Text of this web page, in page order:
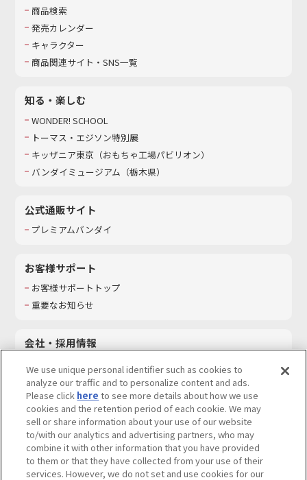
商品検索
発売カレンダー
キャラクター
商品関連サイト・SNS一覧
知る・楽しむ
WONDER! SCHOOL
トーマス・エジソン特別展
キッザニア東京（おもちゃ工場パビリオン）​
バンダイミュージアム（栃木県）
公式通販サイト
プレミアムバンダイ
お客様サポート
お客様サポートトップ
重要なお知らせ
会社・採用情報
採用情報
サステナビリティ
お問い合わせ
ウェブサイトご利用条件 ソーシャルメディアポリシー
We use unique personal identifier such as cookies to
analyze our traffic and to personalize content and ads.
Please click here to see more details about how we use
cookies and the retention period of each cookie. We may
sell or share information about your use of our website
to/with our analytics and advertising partners, who may
combine it with other information that you have provided
to them or that they have collected from your use of their
services. However, we do not set and use cookies for our